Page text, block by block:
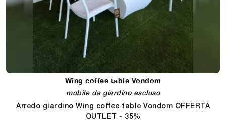
Wing coffee table Vondom
mobile da giardino escluso
Arredo giardino Wing coffee table Vondom OFFERTA
OUTLET - 35%